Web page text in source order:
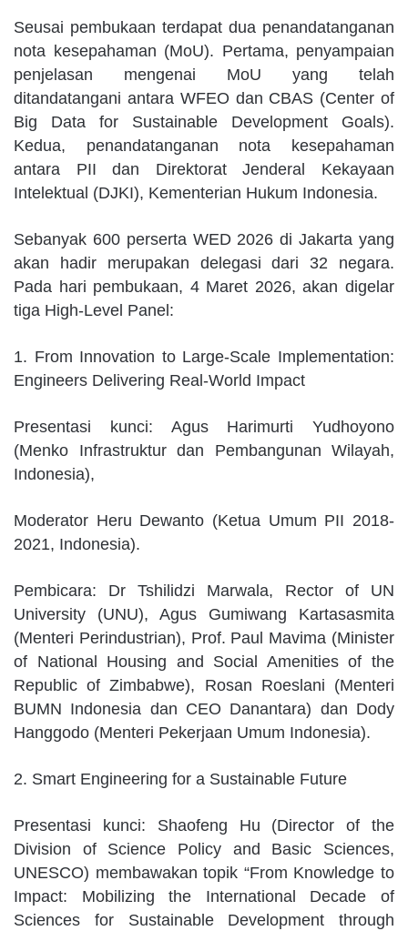
Seusai pembukaan terdapat dua penandatanganan
nota kesepahaman (MoU). Pertama, penyampaian
penjelasan mengenai MoU yang telah
ditandatangani antara WFEO dan CBAS (Center of
Big Data for Sustainable Development Goals).
Kedua, penandatanganan nota kesepahaman
antara PII dan Direktorat Jenderal Kekayaan
Intelektual (DJKI), Kementerian Hukum Indonesia.
Sebanyak 600 perserta WED 2026 di Jakarta yang
akan hadir merupakan delegasi dari 32 negara.
Pada hari pembukaan, 4 Maret 2026, akan digelar
tiga High-Level Panel:
1. From Innovation to Large-Scale Implementation:
Engineers Delivering Real-World Impact
Presentasi kunci: Agus Harimurti Yudhoyono
(Menko Infrastruktur dan Pembangunan Wilayah,
Indonesia),
Moderator Heru Dewanto (Ketua Umum PII 2018-
2021, Indonesia).
Pembicara: Dr Tshilidzi Marwala, Rector of UN
University (UNU), Agus Gumiwang Kartasasmita
(Menteri Perindustrian), Prof. Paul Mavima (Minister
of National Housing and Social Amenities of the
Republic of Zimbabwe), Rosan Roeslani (Menteri
BUMN Indonesia dan CEO Danantara) dan Dody
Hanggodo (Menteri Pekerjaan Umum Indonesia).
2. Smart Engineering for a Sustainable Future
Presentasi kunci: Shaofeng Hu (Director of the
Division of Science Policy and Basic Sciences,
UNESCO) membawakan topik “From Knowledge to
Impact: Mobilizing the International Decade of
Sciences for Sustainable Development through